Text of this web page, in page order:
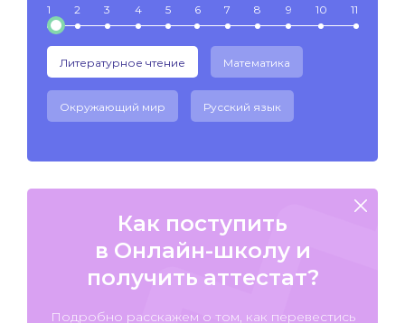
1 2 3 4 5 6 7 8 9 10 11
Литературное чтение Математика
Окружающий мир Русский язык
Как поступить
в Онлайн-школу и
получить аттестат?
Подробно расскажем о том, как перевестись